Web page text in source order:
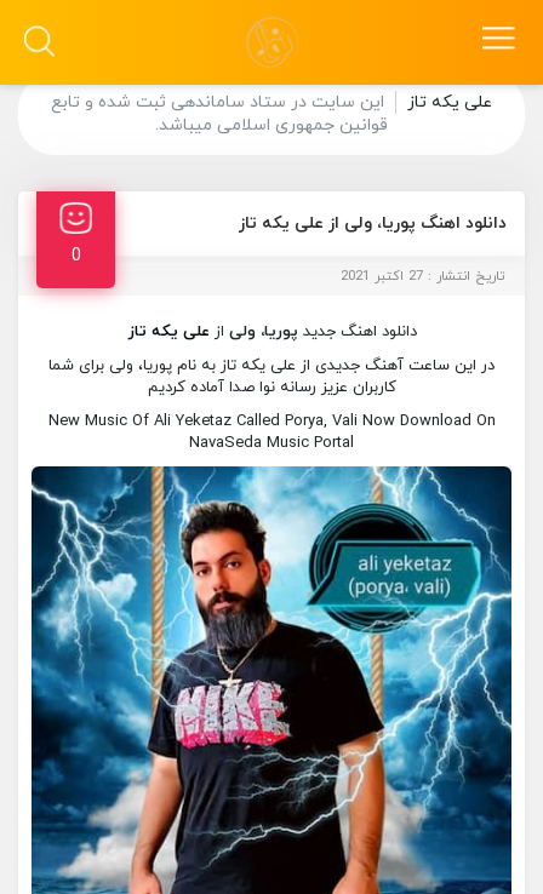
علی یکه تاز
این سایت در ستاد ساماندهی ثبت شده و تابع
قوانین جمهوری اسلامی میباشد.
دانلود اهنگ پوریا، ولی از علی یکه تاز
0
تاریخ انتشار : 27 اکتبر 2021
دانلود اهنگ جدید پوریا، ولی از علی یکه تاز
در این ساعت آهنگ جدیدی از علی یکه تاز به نام پوریا، ولی برای شما
کاربران عزیز رسانه نوا صدا آماده کردیم
New Music Of Ali Yeketaz Called Porya, Vali Now Download On
NavaSeda Music Portal